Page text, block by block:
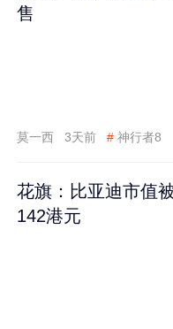
售
莫一西 3天前 # 神行者8
花旗：比亚迪市值
142港元